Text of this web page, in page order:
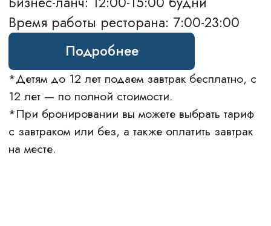
Спецпредложения
Бронирование
Вакансии
Контакты
FAQ
Блог
Политика обработки персональных